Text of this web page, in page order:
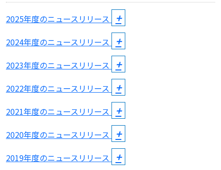
2025年度のニュースリリース
2024年度のニュースリリース
2023年度のニュースリリース
2022年度のニュースリリース
2021年度のニュースリリース
2020年度のニュースリリース
2019年度のニュースリリース